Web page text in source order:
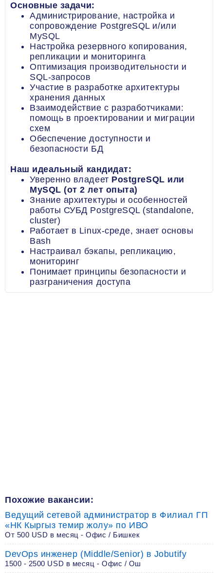
Основные задачи:
Администрирование, настройка и
сопровождение PostgreSQL и/или
MySQL
Настройка резервного копирования,
репликации и мониторинга
Оптимизация производительности и
SQL-запросов
Участие в разработке архитектуры
хранения данных
Взаимодействие с разработчиками:
помощь в проектировании и миграции
схем
Обеспечение доступности и
безопасности БД
Наш идеальный кандидат:
Уверенно владеет PostgreSQL или
MySQL (от 2 лет опыта)
Знание архитектуры и особенностей
работы СУБД PostgreSQL (standalone,
cluster)
Работает в Linux-среде, знает основы
Bash
Настраивал бэкапы, репликацию,
мониторинг
Понимает принципы безопасности и
разграничения доступа
Похожие вакансии:
Ведущий сетевой администратор в Филиал ГП
«НК Кыргыз темир жолу» по ИВО
От 500 USD в месяц - Офис / Бишкек
DevOps инженер (Middle/Senior) в Jobutify
1500 - 2500 USD в месяц - Офис / Ош